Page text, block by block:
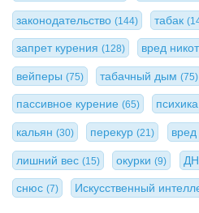
законодательство (144) табак
запрет курения (128) вред
вейперы (75) табачный дым(75)
пассивное курение (65)
кальян (30) перекур(21) вред
лишний вес (15) окурки(9)
снюс (7) Искусственный